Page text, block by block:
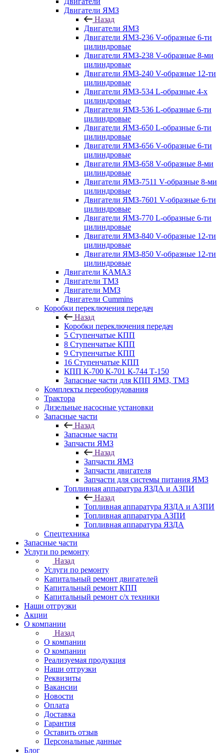
Двигатели ЯМЗ
Назад
Двигатели ЯМЗ
Двигатели ЯМЗ-236 V-образные 6-ти
цилиндровые
Двигатели ЯМЗ-238 V-образные 8-ми
цилиндровые
Двигатели ЯМЗ-240 V-образные 12-ти
цилиндровые
Двигатели ЯМЗ-534 L-образные 4-х
цилиндровые
Двигатели ЯМЗ-536 L-образные 6-ти
цилиндровые
Двигатели ЯМЗ-650 L-образные 6-ти
цилиндровые
Двигатели ЯМЗ-656 V-образные 6-ти
цилиндровые
Двигатели ЯМЗ-658 V-образные 8-ми
цилиндровые
Двигатели ЯМЗ-7511 V-образные 8-ми
цилиндровые
Двигатели ЯМЗ-7601 V-образные 6-ти
цилиндровые
Двигатели ЯМЗ-770 L-образные 6-ти
цилиндровые
Двигатели ЯМЗ-840 V-образные 12-ти
цилиндровые
Двигатели ЯМЗ-850 V-образные 12-ти
цилиндровые
Двигатели КАМАЗ
Двигатели ТМЗ
Двигатели ММЗ
Двигатели Cummins
Коробки переключения передач
Назад
Коробки переключения передач
5 Ступенчатые КПП
8 Ступенчатые КПП
9 Ступенчатые КПП
16 Ступенчатые КПП
КПП К-700 К-701 К-744 Т-150
Запасные части для КПП ЯМЗ, ТМЗ
Комплекты переоборудования
Трактора
Дизельные насосные установки
Запасные части
Назад
Запасные части
Запчасти ЯМЗ
Назад
Запчасти ЯМЗ
Запчасти двигателя
Запчасти для системы питания ЯМЗ
Топливная аппаратура ЯЗДА и АЗПИ
Назад
Топливная аппаратура ЯЗДА и АЗПИ
Топливная аппаратура АЗПИ
Топливная аппаратура ЯЗДА
Спецтехника
Запасные части
Услуги по ремонту
Назад
Услуги по ремонту
Капитальный ремонт двигателей
Капитальный ремонт КПП
Капитальный ремонт с/х техники
Наши отгрузки
Акции
О компании
Назад
О компании
О компании
Реализуемая продукция
Наши отгрузки
Реквизиты
Вакансии
Новости
Оплата
Доставка
Гарантия
Оставить отзыв
Персональные данные
Блог